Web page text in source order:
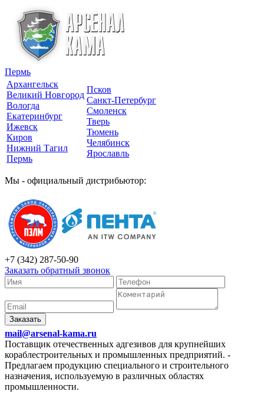
Пермь
Архангельск
Великий Новгород
Вологда
Екатеринбург
Ижевск
Киров
Нижний Тагил
Пермь
Псков
Санкт-Петербург
Смоленск
Тверь
Тюмень
Челябинск
Ярославль
Мы - официальный дистрибьютор:
+7 (342) 287-50-90
Заказать обратный звонок
Заказать
mail@arsenal-kama.ru
Поставщик отечественных адгезивов для крупнейших
кораблестроительных и промышленных предприятий. -
Предлагаем продукцию специального и строительного
назначения, используемую в различных областях
промышленности.